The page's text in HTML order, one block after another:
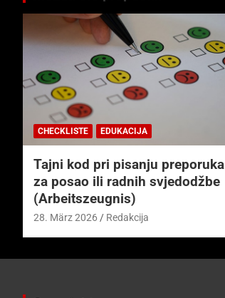
CHECKLISTE EDUKACIJA
Tajni kod pri pisanju preporuka
za posao ili radnih svjedodžbe
(Arbeitszeugnis)
28. März 2026 Redakcija